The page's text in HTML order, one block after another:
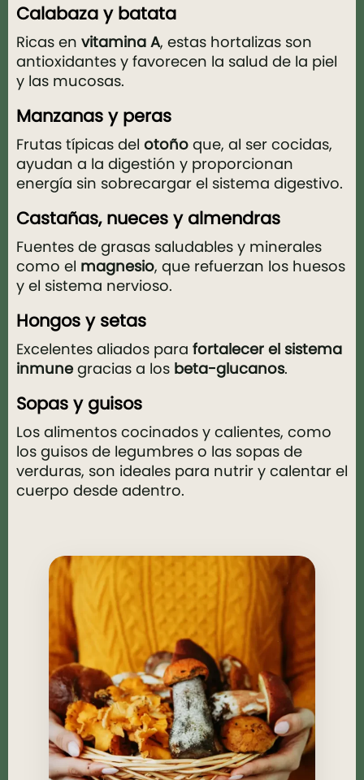
Calabaza y batata
Ricas en vitamina A, estas hortalizas son
antioxidantes y favorecen la salud de la piel
y las mucosas.
Manzanas y peras
Frutas típicas del otoño que, al ser cocidas,
ayudan a la digestión y proporcionan
energía sin sobrecargar el sistema digestivo.
Castañas, nueces y almendras
Fuentes de grasas saludables y minerales
como el magnesio, que refuerzan los huesos
y el sistema nervioso.
Hongos y setas
Excelentes aliados para fortalecer el sistema
inmune gracias a los beta-glucanos.
Sopas y guisos
Los alimentos cocinados y calientes, como
los guisos de legumbres o las sopas de
verduras, son ideales para nutrir y calentar el
cuerpo desde adentro.